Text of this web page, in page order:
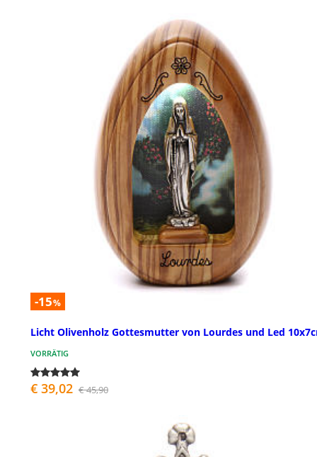
-15%
Licht Olivenholz Gottesmutter von Lourdes und Led
VORRÄTIG
€ 39,02 € 45,90